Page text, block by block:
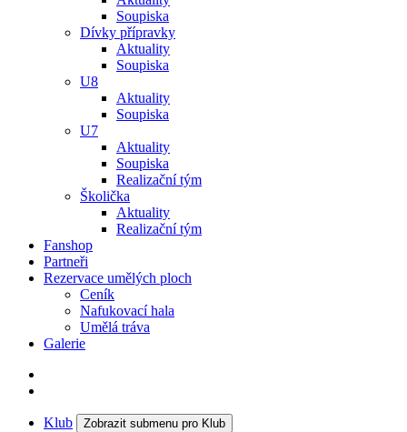
Soupiska
Dívky přípravky
Aktuality
Soupiska
U8
Aktuality
Soupiska
U7
Aktuality
Soupiska
Realizační tým
Školička
Aktuality
Realizační tým
Fanshop
Partneři
Rezervace umělých ploch
Ceník
Nafukovací hala
Umělá tráva
Galerie
Klub Zobrazit submenu pro Klub